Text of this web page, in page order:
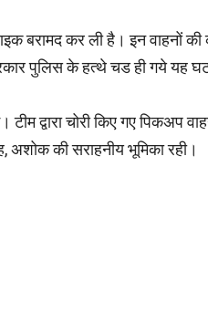
बरामद कर ली है। इन वाहनों
पुलिस के हत्थे चड ही गये यह
द्वारा चोरी किए गए पिकअप
अशोक की सराहनीय भूमिका रही।